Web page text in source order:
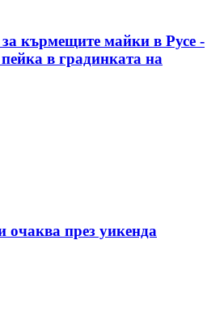
кърмещите майки в Русе -
в градинката на
очаква през уикенда